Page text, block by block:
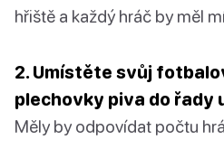
hřiště a každý hráč by měl
2. Umístěte svůj
plechovky piva do řady
Měly by odpovídat počtu